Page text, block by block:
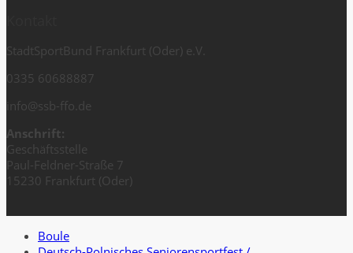
StadtSportBund Frankfurt (Oder) e.V.
0335 60688887
info@ssb-ffo.de
Anschrift:
Geschäftsstelle
Paul-Feldner-Straße 7
15230 Frankfurt (Oder)
Boule